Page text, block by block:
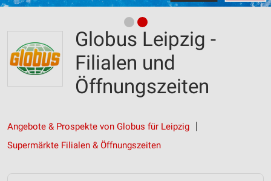
Globus Leipzig -
Filialen und
Öffnungszeiten
Angebote & Prospekte von Globus für Leipzig
Supermärkte Filialen & Öffnungszeiten